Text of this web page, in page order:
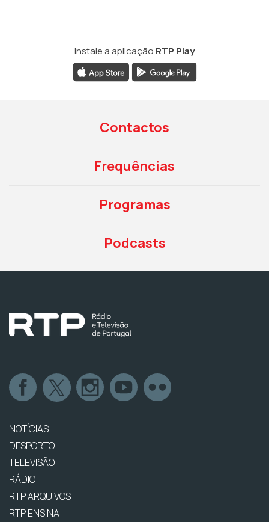
Instale a aplicação RTP Play
Contactos
Frequências
Programas
Podcasts
NOTÍCIAS
DESPORTO
TELEVISÃO
RÁDIO
RTP ARQUIVOS
RTP ENSINA